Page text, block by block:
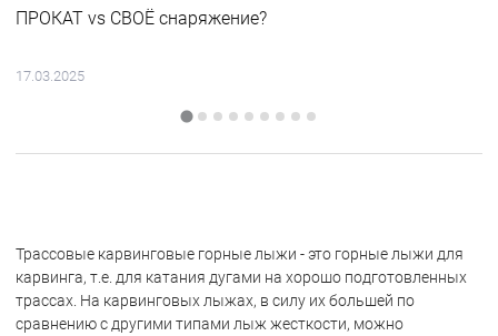
ПРОКАТ vs СВОЁ снаряжение?
17.03.2025
Трассовые карвинговые горные лыжи - это горные лыжи для
карвинга, т.е. для катания дугами на хорошо подготовленных
трассах. На карвинговых лыжах, в силу их большей по
сравнению с другими типами лыж жесткости, можно